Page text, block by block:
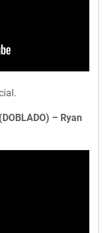
– Ryan